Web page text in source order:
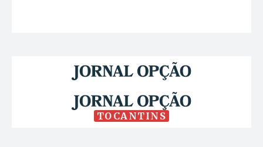
TOCANTINS